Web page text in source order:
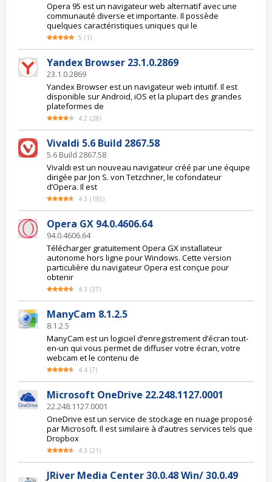
Opera 95 est un navigateur web alternatif avec une
communauté diverse et importante. Il possède
quelques caractéristiques uniques qui le
5 (1 )
Yandex Browser 23.1.0.2869
23.1.0.2869
Yandex Browser est un navigateur web intuitif. Il est
disponible sur Android, iOS et la plupart des grandes
plateformes de
4.2 (28)
Vivaldi 5.6 Build 2867.58
5.6 Build 2867.58
Vivaldi est un nouveau navigateur créé par une équipe
dirigée par Jon S. von Tetzchner, le cofondateur
d’Opera. Il est
4.3 (185)
Opera GX 94.0.4606.64
94.0.4606.64
Télécharger gratuitement Opera GX installateur
autonome hors ligne pour Windows. Cette version
particulière du navigateur Opera est conçue pour
obtenir
4.3 (37)
ManyCam 8.1.2.5
8.1.2.5
ManyCam est un logiciel d’enregistrement d’écran tout-
en-un qui vous permet de diffuser votre écran, votre
webcam et le contenu de
4.4 (7)
Microsoft OneDrive 22.248.1127.0001
22.248.1127.0001
OneDrive est un service de stockage en nuage proposé
par Microsoft. Il est similaire à d’autres services tels que
Dropbox
4.3 (21 )
JRiver Media Center 30.0.48 Win/ 30.0.49